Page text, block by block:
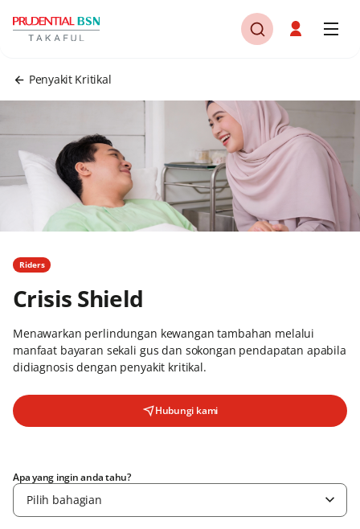
Penyakit Kritikal
Riders
Crisis Shield
Menawarkan perlindungan kewangan tambahan melalui
manfaat bayaran sekali gus dan sokongan pendapatan apabila
didiagnosis dengan penyakit kritikal.
Hubungi kami
Apa yang ingin anda tahu?
Pilih bahagian